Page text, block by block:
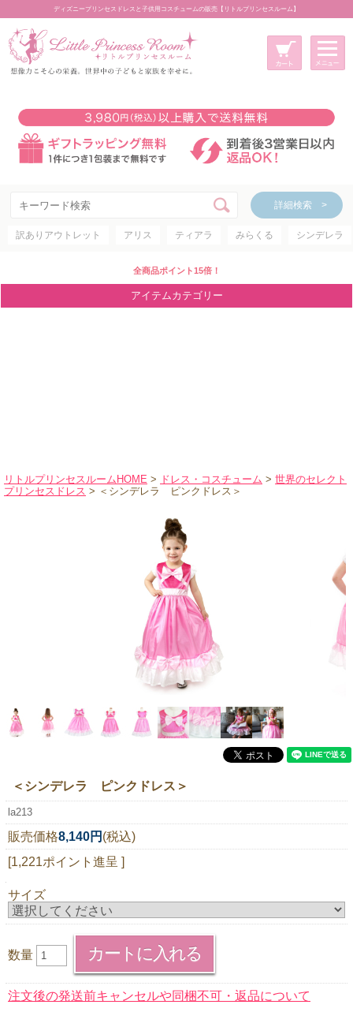
ディズニープリンセスドレスと子供用コスチュームの販売【リトルプリンセスルーム】
詳細検索 >
訳ありアウトレット アリス ティアラ みらくる シンデレラ
全商品ポイント15倍！
アイテムカテゴリー
リトルプリンセスルームHOME > ドレス・コスチューム > 世界のセレクト
プリンセスドレス > ＜シンデレラ ピンクドレス＞
＜シンデレラ ピンクドレス＞
la213
販売価格8,140円 (税込)
[1,221ポイント進呈 ]
サイズ
数量
注文後の発送前キャンセルや同梱不可・返品について
新規会員登録
マイページ
カート
詳細検索 >
アイテムカテゴリー
ディズニープリンセス
ディズニキャラクター
アウトレット
ショッピングインフォメーション
会社概要
お支払・送料
返品・交換
サイズの測り方
よくあるご質問
レビューを見る
ブログ
ニュースレター購読
マイページログイン
当店は持続可能な開発目標「SDGs」を推進しています。
電話受付時間：月～金10:00~16:00 ※祝日除く